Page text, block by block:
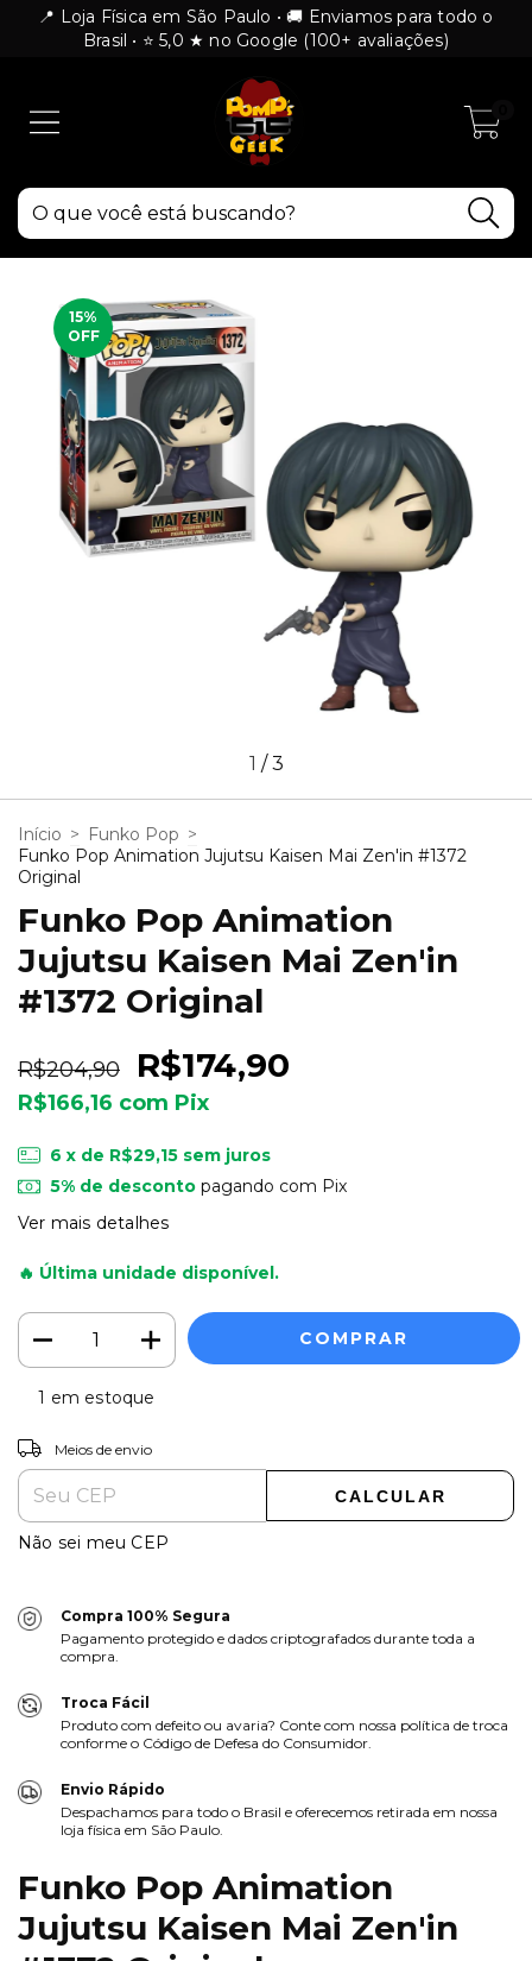
📍 Loja Física em São Paulo • 🚚 Enviamos para todo o
Brasil • ⭐ 5,0 ★ no Google (100+ avaliações)
15%
OFF
1 /3
Início > Funko Pop >
Funko Pop Animation Jujutsu Kaisen Mai Zen'in #1372
Original
Funko Pop Animation
Jujutsu Kaisen Mai Zen'in
#1372 Original
R$204,90 R$174,90
R$166,16 com Pix
6 x de R$29,15 sem juros
5% de descontopagando com Pix
Ver mais detalhes
🔥 Última unidade disponível.
1 em estoque
Entregas para o CEP:
Meios de envio
CALCULAR
Não sei meu CEP
Compra 100% Segura
Pagamento protegido e dados criptografados durante toda a
compra.
Troca Fácil
Produto com defeito ou avaria? Conte com nossa política de troca
conforme o Código de Defesa do Consumidor.
Envio Rápido
Despachamos para todo o Brasil e oferecemos retirada em nossa
loja física em São Paulo.
Funko Pop Animation
Jujutsu Kaisen Mai Zen'in